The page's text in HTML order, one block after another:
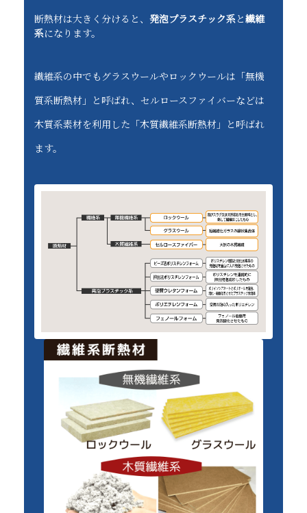
断熱材は大きく分けると、 発泡プラスチック系 と繊維
系になります。
繊維系の中でもグラスウールやロックウールは「無機
質系断熱材」と呼ばれ、セルロースファイバーなどは
木質系素材を利用した「木質繊維系断熱材」と呼ばれ
ます。